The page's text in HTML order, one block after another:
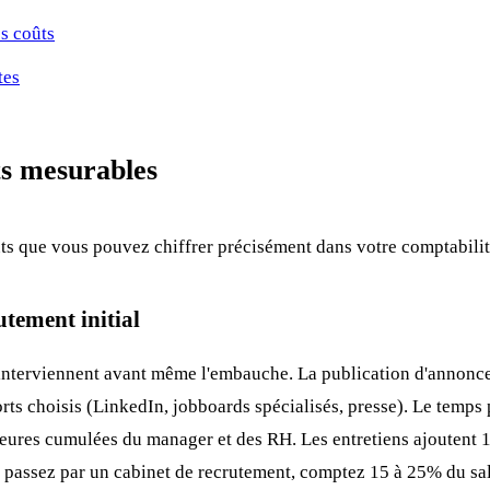
coûts
mesurables
que vous pouvez chiffrer précisément dans votre
initial
avant même l'embauche. La publication
choisis (LinkedIn, jobboards spécialisés, presse). Le temps
cumulées du manager et des RH. Les entretiens ajoutent
par un cabinet de recrutement, comptez 15 à 25% du